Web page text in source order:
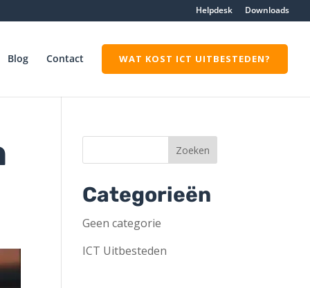
Helpdesk Downloads
Blog Contact WAT KOST ICT UITBESTEDEN?
Categorieën
Geen categorie
ICT Uitbesteden